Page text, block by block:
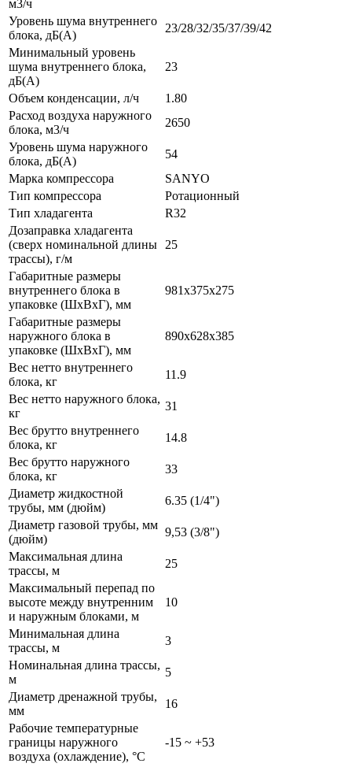
м3/ч
Уровень шума внутреннего
блока, дБ(А)
23/28/32/35/37/39/42
Минимальный уровень
шума внутреннего блока,
дБ(А)
23
Объем конденсации, л/ч
1.80
Расход воздуха наружного
блока, м3/ч
2650
Уровень шума наружного
блока, дБ(А)
54
Марка компрессора
SANYO
Тип компрессора
Ротационный
Тип хладагента
R32
Дозаправка хладагента
(сверх номинальной длины
трассы), г/м
25
Габаритные размеры
внутреннего блока в
упаковке (ШxВxГ), мм
981x375x275
Габаритные размеры
наружного блока в
упаковке (ШxВxГ), мм
890x628x385
Вес нетто внутреннего
блока, кг
11.9
Вес нетто наружного блока,
кг
31
Вес брутто внутреннего
блока, кг
14.8
Вес брутто наружного
блока, кг
33
Диаметр жидкостной
трубы, мм (дюйм)
6.35 (1/4")
Диаметр газовой трубы, мм
(дюйм)
9,53 (3/8")
Максимальная длина
трассы, м
25
Максимальный перепад по
высоте между внутренним
и наружным блоками, м
10
Минимальная длина
трассы, м
3
Номинальная длина трассы,
м
5
Диаметр дренажной трубы,
мм
16
Рабочие температурные
границы наружного
воздуха (охлаждение), °C
-15 ~ +53